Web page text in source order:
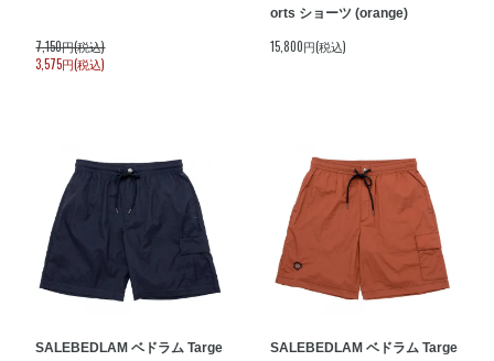
7,150円(税込)
3,575円(税込)
orts ショーツ (orange)
15,800円(税込)
SALEBEDLAM ベドラム Targe
SALEBEDLAM ベドラム Targe